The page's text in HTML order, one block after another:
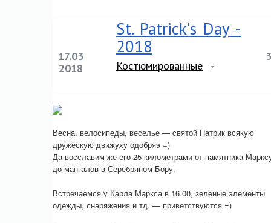
17.03
2018
St. Patrick's Day -
2018
Костюмированные
3
Весна, велосипеды, веселье — святой Патрик всякую
дружескую движуху одобряэ =)
Да восславим же его 25 километрами от памятника
до мангалов в Серебряном Бору.
Встречаемся у Карла Маркса в 16.00, зелёные элементы
одежды, снаряжения и тд. — приветствуются =)